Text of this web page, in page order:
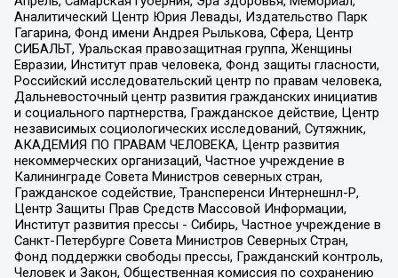
Аналитический Центр Юрия Левады, Издательство Парк
Гагарина, Фонд имени Андрея Рылькова, Сфера, Центр
СИБАЛЬТ, Уральская правозащитная группа, Женщины
Евразии, Институт прав человека, Фонд защиты гласности,
Российский исследовательский центр по правам человека,
Дальневосточный центр развития гражданских инициатив
и социального партнерства, Гражданское действие, Центр
независимых социологических исследований, Сутяжник,
АКАДЕМИЯ ПО ПРАВАМ ЧЕЛОВЕКА, Центр развития
некоммерческих организаций, Частное учреждение в
Калининграде Совета Министров северных стран,
Гражданское содействие, Трансперенси Интернешнл-Р,
Центр Защиты Прав Средств Массовой Информации,
Институт развития прессы - Сибирь, Частное учреждение в
Санкт-Петербурге Совета Министров Северных Стран,
Фонд поддержки свободы прессы, Гражданский контроль,
Человек и Закон, Общественная комиссия по сохранению